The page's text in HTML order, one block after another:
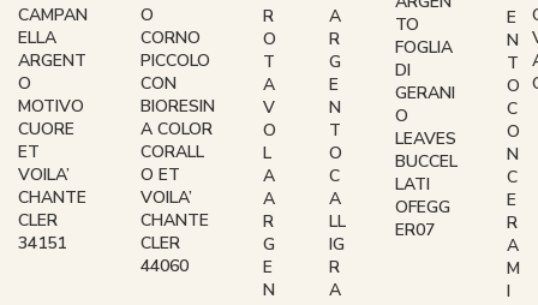
CAMPAN
ELLA
ARGENT
O
MOTIVO
CUORE
ET
VOILA’
CHANTE
CLER
34151
O
CORNO
PICCOLO
CON
BIORESIN
A COLOR
CORALL
O ET
VOILA’
CHANTE
CLER
44060
R
O
T
A
V
O
L
A
A
R
G
E
N
A
R
G
E
N
T
O
C
A
LL
IG
R
A
TO
FOGLIA
DI
GERANI
O
LEAVES
BUCCEL
LATI
OFEGG
ER07
E
N
T
O
C
O
N
C
E
R
A
M
I